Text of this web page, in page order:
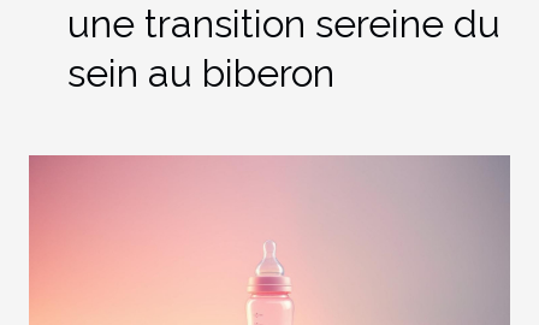
une transition sereine du
sein au biberon